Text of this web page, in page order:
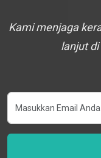
Kami menjaga
lanjut